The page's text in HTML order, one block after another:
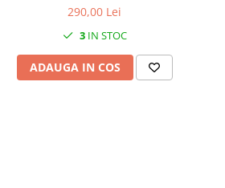
290,00 Lei
3IN STOC
ADAUGA IN COS